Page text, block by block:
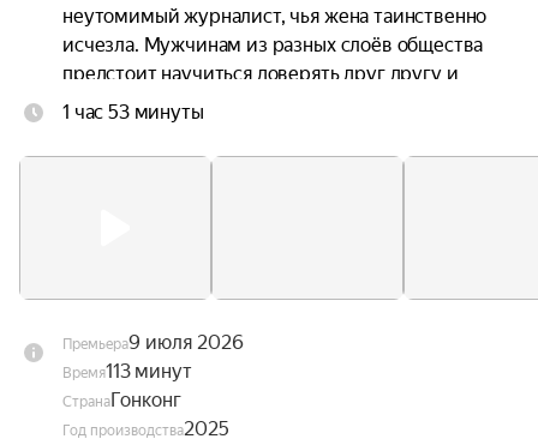
неутомимый журналист, чья жена таинственно
исчезла. Мужчинам из разных слоёв общества
предстоит научиться доверять друг другу и
сотрудничать, используя навыки рукопашного
прошлому.
1 час 53 минуты
Премьера9 июля 2026
Время113 минут
СтранаГонконг
Год производства2025